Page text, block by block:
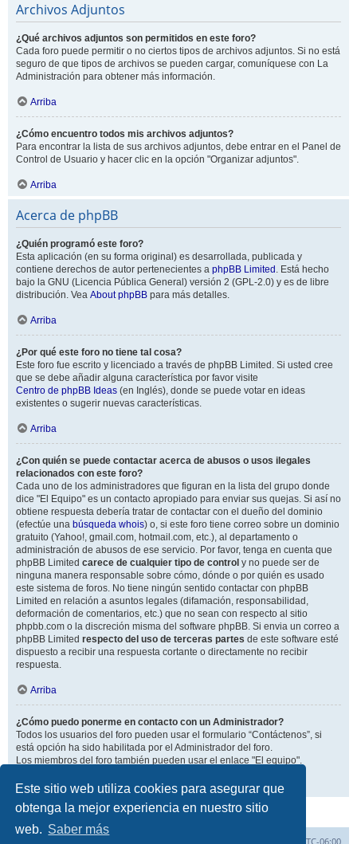
Este sitio web utiliza cookies para asegurar que
obtenga la mejor experiencia en nuestro sitio
web. Saber más
Archivos Adjuntos
¿Qué archivos adjuntos son permitidos en este foro?
Cada foro puede permitir o no ciertos tipos de archivos adjuntos. Si no está
seguro de que tipos de archivos se pueden cargar, comuníquese con La
Administración para obtener más información.
Arriba
¿Cómo encuentro todos mis archivos adjuntos?
Para encontrar la lista de sus archivos adjuntos, debe entrar en el Panel de
Control de Usuario y hacer clic en la opción "Organizar adjuntos".
Arriba
Acerca de phpBB
¿Quién programó este foro?
Esta aplicación (en su forma original) es desarrollada, publicada y
contiene derechos de autor pertenecientes a phpBB Limited . Está hecho
bajo la GNU (Licencia Pública General) versión 2 (GPL-2.0) y es de libre
distribución. Vea About phpBB para más detalles.
Arriba
¿Por qué este foro no tiene tal cosa?
Este foro fue escrito y licenciado a través de phpBB Limited. Si usted cree
que se debe añadir alguna característica por favor visite
Centro de phpBB Ideas (en Inglés), donde se puede votar en ideas
existentes o sugerir nuevas características.
Arriba
¿Con quién se puede contactar acerca de abusos o usos ilegales
relacionados con este foro?
Cada uno de los administradores que figuran en la lista del grupo donde
dice "El Equipo" es un contacto apropiado para enviar sus quejas. Si así no
obtiene respuesta debería tratar de contactar con el dueño del dominio
(efectúe una búsqueda whois) o, si este foro tiene correo sobre un dominio
gratuito (Yahoo!, gmail.com, hotmail.com, etc.), al departamento o
administración de abusos de ese servicio. Por favor, tenga en cuenta que
phpBB Limited carece de cualquier tipo de control y no puede ser de
ninguna manera responsable sobre cómo, dónde o por quién es usado
este sistema de foros. No tiene ningún sentido contactar con phpBB
Limited en relación a asuntos legales (difamación, responsabilidad,
deformación de comentarios, etc.) que no sean con respecto al sitio
phpbb.com o la discreción misma del software phpBB. Si envia un correo a
phpBB Limited respecto del uso de terceras partes de este software esté
dispuesto a recibir una respuesta cortante o directamente no recibir
respuesta.
Arriba
¿Cómo puedo ponerme en contacto con un Administrador?
Todos los usuarios del foro pueden usar el formulario “Contáctenos”, si
está opción ha sido habilitada por el Administrador del foro.
Los miembros del foro también pueden usar el enlace "El equipo".
Arriba
UTC-06:00